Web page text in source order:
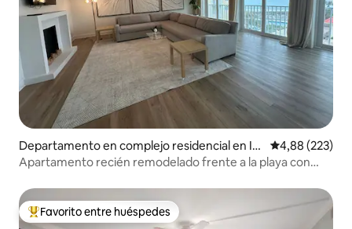
Departamento en complejo residencial en In
dialantic
Calificación
4,88 (223)
Apartamento recién remodelado frente a la playa con
Favorito entre los huéspedes más destacados
Favorito entre huéspedes